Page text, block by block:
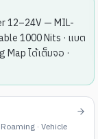
12–24V — MIL-
1000 Nits · แบต
Map ได้เต็มจอ ·
· Vehicle